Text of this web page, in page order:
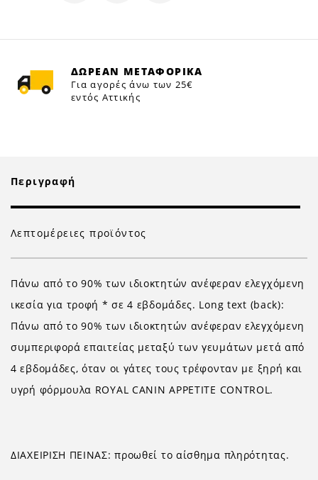
ΔΩΡΕΑΝ ΜΕΤΑΦΟΡΙΚΑ
Για αγορές άνω των 25€
εντός Αττικής
Περιγραφή
Λεπτομέρειες προϊόντος
Πάνω από το 90% των ιδιοκτητών ανέφεραν ελεγχόμενη
ικεσία για τροφή * σε 4 εβδομάδες. Long text (back):
Πάνω από το 90% των ιδιοκτητών ανέφεραν ελεγχόμενη
συμπεριφορά επαιτείας μεταξύ των γευμάτων μετά από
4 εβδομάδες, όταν οι γάτες τους τρέφονταν με ξηρή και
υγρή φόρμουλα ROYAL CANIN APPETITE CONTROL.
ΔΙΑΧΕΙΡΙΣΗ ΠΕΙΝΑΣ: προωθεί το αίσθημα πληρότητας.